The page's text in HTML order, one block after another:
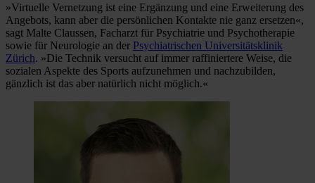
»Virtuelle Vernetzung ist eine Ergänzung und eine Erweiterung des
Angebots, kann aber die persönlichen Kontakte nie ganz ersetzen«,
sagt Malte Claussen, Facharzt für Psychiatrie und Psychotherapie
sowie für Neurologie an der Psychiatrischen Universitätsklinik
Zürich. »Die Technik versucht auf immer raffiniertere Weise, die
sozialen Aspekte des Sports aufzunehmen und nachzubilden,
gänzlich ist das aber natürlich nicht möglich.«